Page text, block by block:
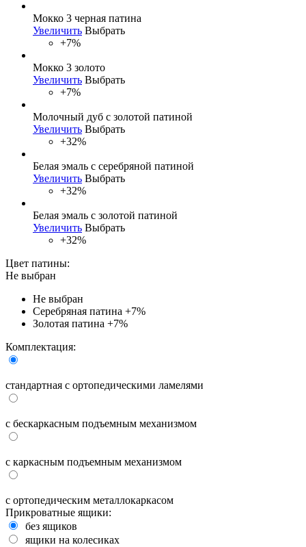
Мокко 3 черная патина
Увеличить Выбрать
+7%
Мокко 3 золото
Увеличить Выбрать
+7%
Молочный дуб с золотой патиной
Увеличить Выбрать
+32%
Белая эмаль с серебряной патиной
Увеличить Выбрать
+32%
Белая эмаль с золотой патиной
Увеличить Выбрать
+32%
Цвет патины:
Не выбран
Не выбран
Серебряная патина +7%
Золотая патина +7%
Комплектация:
стандартная с ортопедическими ламелями
с бескаркасным подъемным механизмом
с каркасным подъемным механизмом
с ортопедическим металлокаркасом
Прикроватные ящики:
без ящиков
ящики на колесиках